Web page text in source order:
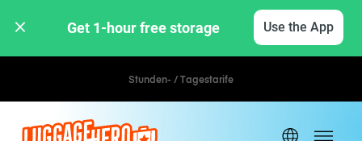
Get 1-hour free storage Use the App
Stunden- / Tagestarife